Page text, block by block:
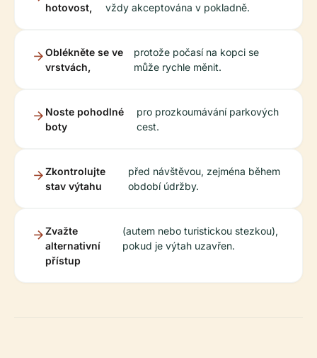
hotovost,
vždy akceptována v pokladně.
Oblékněte se ve
vrstvách,
protože počasí na kopci se
může rychle měnit.
Noste pohodlné
boty
pro prozkoumávání parkových
cest.
Zkontrolujte
stav výtahu
před návštěvou, zejména během
období údržby.
Zvažte
alternativní
přístup
(autem nebo turistickou stezkou),
pokud je výtah uzavřen.